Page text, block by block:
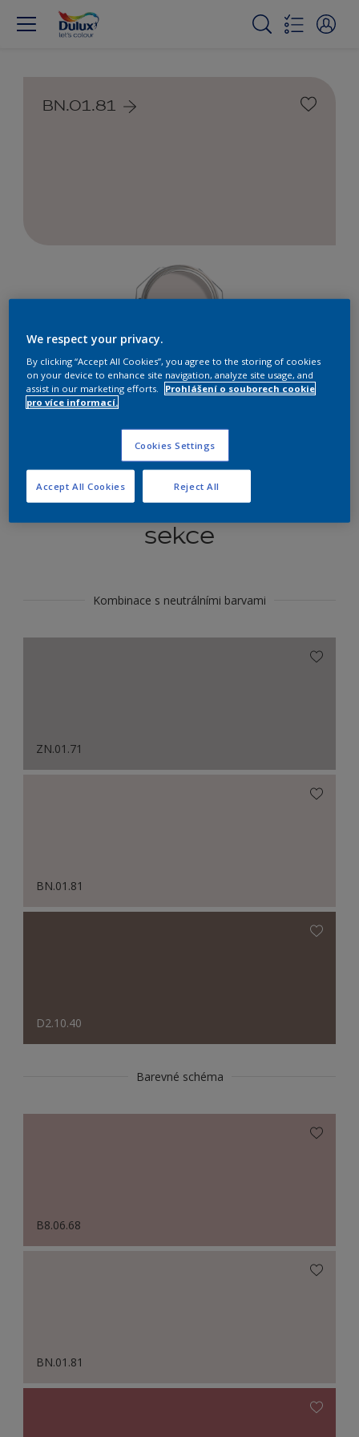
BN.01.81
Najít výrobek v tomto odstínu
Koordinovat barevné
sekce
Kombinace s neutrálními barvami
ZN.01.71
BN.01.81
D2.10.40
Barevné schéma
B8.06.68
BN.01.81
We respect your privacy.
By clicking “Accept All Cookies”, you agree to the storing of cookies
on your device to enhance site navigation, analyze site usage, and
assist in our marketing efforts.
Prohlášení o souborech cookie
pro více informací.
Cookies Settings
Reject All
Accept All Cookies